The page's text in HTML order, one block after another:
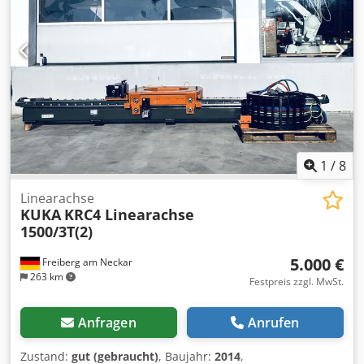
Kammer des Ölzylinders, um das Pressen und Biegen des
Oberwerkzeugs zu ermöglichen. Die CNC-BAYKAL-Hybrid-
Abkantpressen sind für Presskräfte von 100 bis 1250
Tonnen geeignet. Die Synchronisation der linken und
rechten Seite des Oberbalkens wird separat durch zwei
Servo-Bidirektionalpumpen gesteuert.
3500 x 30 mm - max. Kontaktscheibendurchmesser 200
mm - Motorleistung 4 kW 2 x Polierstationen, -
Polierscheibendurchmesser 350 - 600 mm - Leistung 5,5
kW Greiferwechselschrank Csdpjg Saqvefx Adrorf
BandfördererInteroll Automation GmbH - Gesamtlänge ca.
2000 mm - Bandbreite ca. 440 mm Wir haben 4 solche
Zellen.
1 /8
Freiberg am Neckar
263 km
Linearachse
KUKA KRC4 Linearachse
1500/3T(2)
5.000 €
Festpreis zzgl. MwSt.
Anfragen Anrufen
Zustand: gut (gebraucht), Baujahr: 2014,